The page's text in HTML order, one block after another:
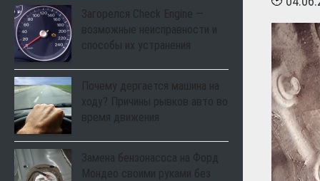
Загорелся Check Engine —
возможные неисправности и
способы их устранения
Почему дергается машина на
ходу? Причины рывков авто во
время движения
Замена бензонасоса на Форд
Мондео своими руками без